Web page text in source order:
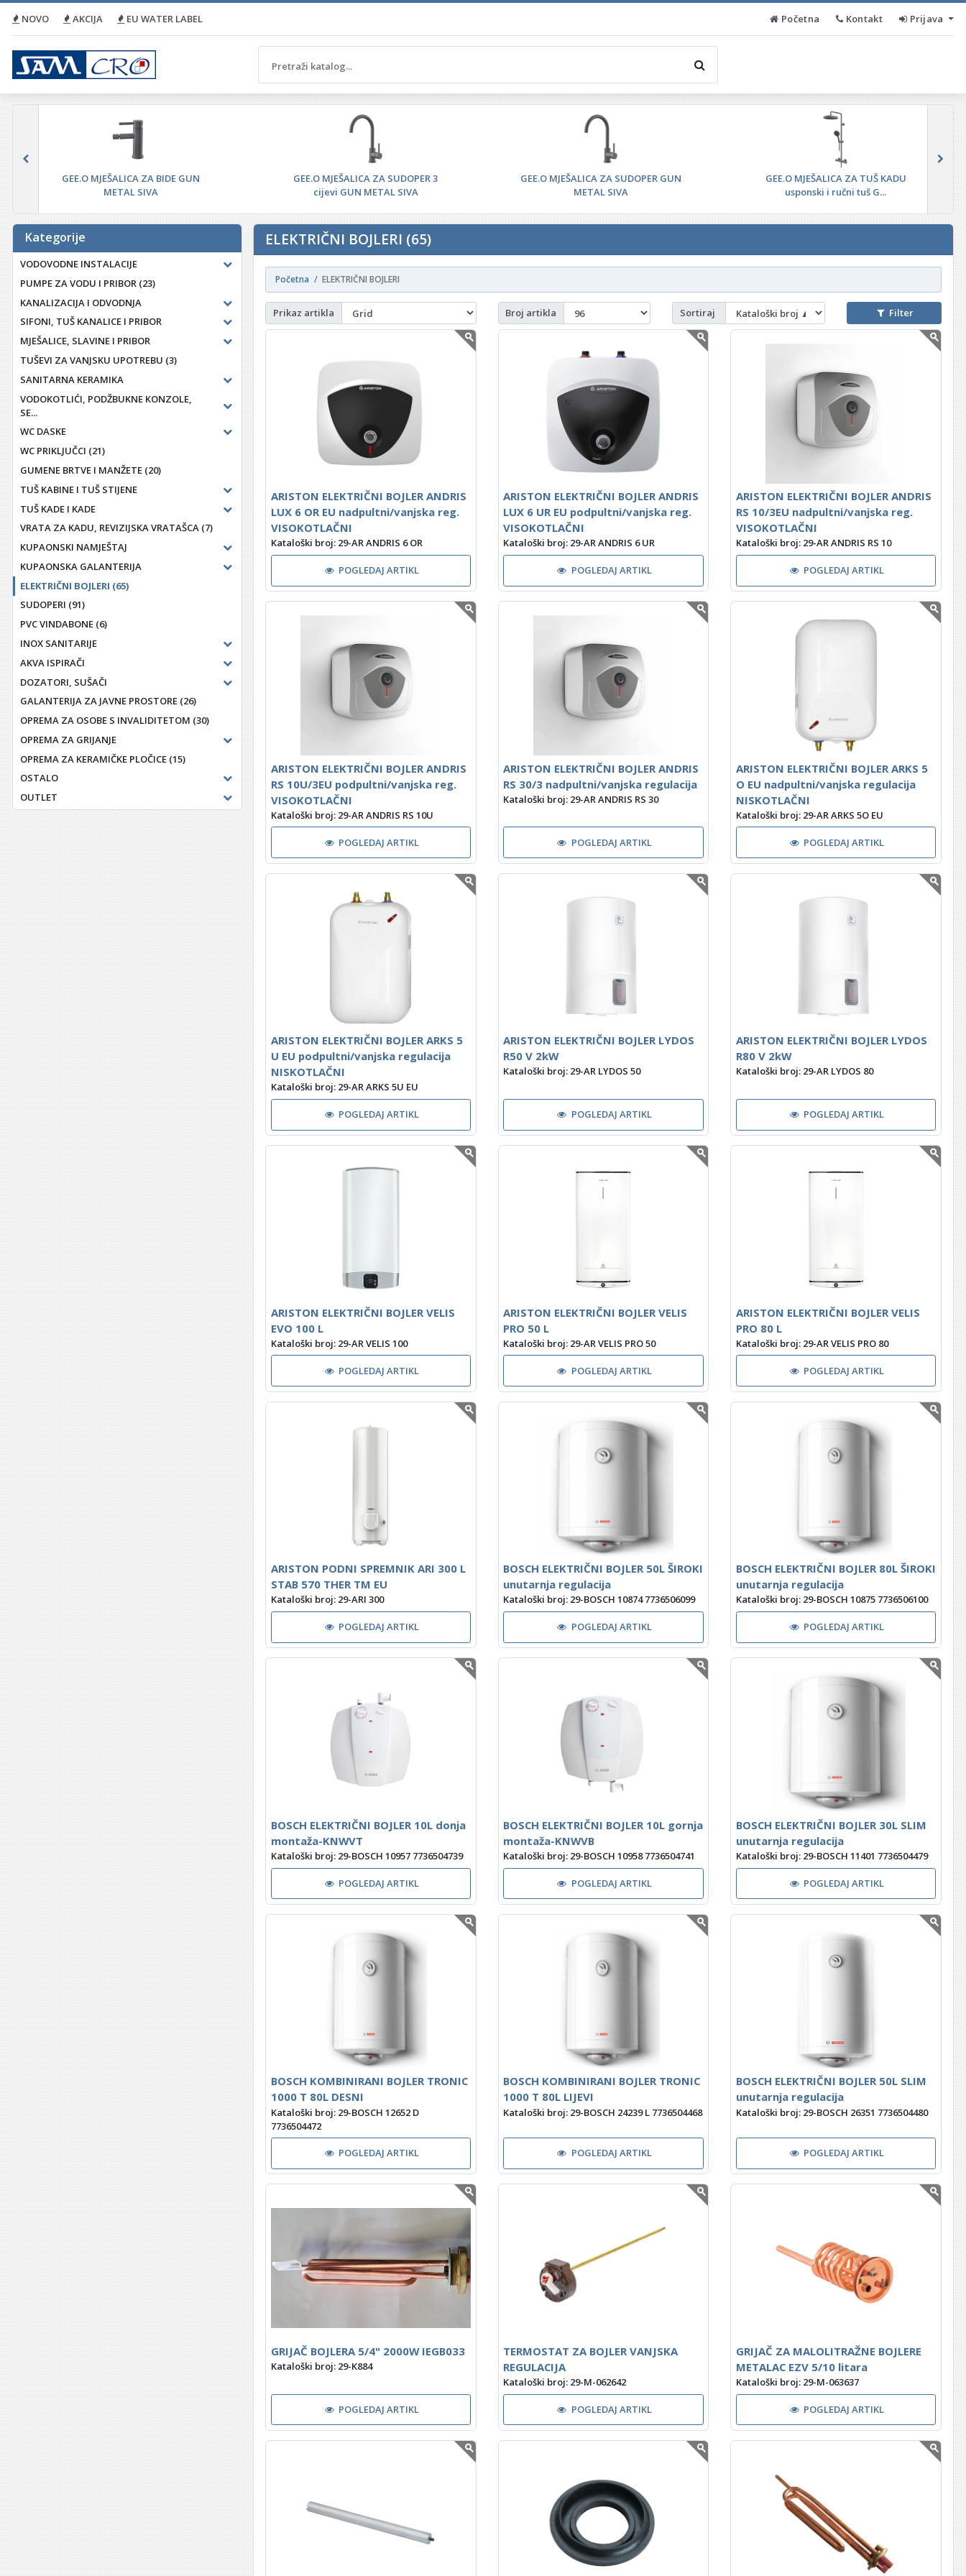
NOVO AKCIJA EU WATER LABEL Početna Kontakt Prijava
GEE.O MJEŠALICA ZA BIDE GUN
METAL SIVA
GEE.O MJEŠALICA ZA SUDOPER 3
cijevi GUN METAL SIVA
GEE.O MJEŠALICA ZA SUDOPER GUN
METAL SIVA
GEE.O MJEŠALICA ZA TUŠ KADU
usponski i ručni tuš G...
Kategorije
VODOVODNE INSTALACIJE
PUMPE ZA VODU I PRIBOR (23)
KANALIZACIJA I ODVODNJA
SIFONI, TUŠ KANALICE I PRIBOR
MJEŠALICE, SLAVINE I PRIBOR
TUŠEVI ZA VANJSKU UPOTREBU (3)
SANITARNA KERAMIKA
VODOKOTLIĆI, PODŽBUKNE KONZOLE,
SE...
WC DASKE
WC PRIKLJUČCI (21)
GUMENE BRTVE I MANŽETE (20)
TUŠ KABINE I TUŠ STIJENE
TUŠ KADE I KADE
VRATA ZA KADU, REVIZIJSKA VRATAŠCA (7)
KUPAONSKI NAMJEŠTAJ
KUPAONSKA GALANTERIJA
ELEKTRIČNI BOJLERI (65)
SUDOPERI (91)
PVC VINDABONE (6)
INOX SANITARIJE
AKVA ISPIRAČI
DOZATORI, SUŠAČI
GALANTERIJA ZA JAVNE PROSTORE (26)
OPREMA ZA OSOBE S INVALIDITETOM (30)
OPREMA ZA GRIJANJE
OPREMA ZA KERAMIČKE PLOČICE (15)
OSTALO
OUTLET
ELEKTRIČNI BOJLERI (65)
Početna ELEKTRIČNI BOJLERI
Prikaz artikla Broj artikla Sortiraj Filter
ARISTON ELEKTRIČNI BOJLER ANDRIS
LUX 6 OR EU nadpultni/vanjska reg.
VISOKOTLAČNI
Kataloški broj: 29-AR ANDRIS 6 OR
POGLEDAJ ARTIKL
ARISTON ELEKTRIČNI BOJLER ANDRIS
LUX 6 UR EU podpultni/vanjska reg.
VISOKOTLAČNI
Kataloški broj: 29-AR ANDRIS 6 UR
POGLEDAJ ARTIKL
ARISTON ELEKTRIČNI BOJLER ANDRIS
RS 10/3EU nadpultni/vanjska reg.
VISOKOTLAČNI
Kataloški broj: 29-AR ANDRIS RS 10
POGLEDAJ ARTIKL
ARISTON ELEKTRIČNI BOJLER ANDRIS
RS 10U/3EU podpultni/vanjska reg.
VISOKOTLAČNI
Kataloški broj: 29-AR ANDRIS RS 10U
POGLEDAJ ARTIKL
ARISTON ELEKTRIČNI BOJLER ANDRIS
RS 30/3 nadpultni/vanjska regulacija
Kataloški broj: 29-AR ANDRIS RS 30
POGLEDAJ ARTIKL
ARISTON ELEKTRIČNI BOJLER ARKS 5
O EU nadpultni/vanjska regulacija
NISKOTLAČNI
Kataloški broj: 29-AR ARKS 5O EU
POGLEDAJ ARTIKL
ARISTON ELEKTRIČNI BOJLER ARKS 5
U EU podpultni/vanjska regulacija
NISKOTLAČNI
Kataloški broj: 29-AR ARKS 5U EU
POGLEDAJ ARTIKL
ARISTON ELEKTRIČNI BOJLER LYDOS
R50 V 2kW
Kataloški broj: 29-AR LYDOS 50
POGLEDAJ ARTIKL
ARISTON ELEKTRIČNI BOJLER LYDOS
R80 V 2kW
Kataloški broj: 29-AR LYDOS 80
POGLEDAJ ARTIKL
ARISTON ELEKTRIČNI BOJLER VELIS
EVO 100 L
Kataloški broj: 29-AR VELIS 100
POGLEDAJ ARTIKL
ARISTON ELEKTRIČNI BOJLER VELIS
PRO 50 L
Kataloški broj: 29-AR VELIS PRO 50
POGLEDAJ ARTIKL
ARISTON ELEKTRIČNI BOJLER VELIS
PRO 80 L
Kataloški broj: 29-AR VELIS PRO 80
POGLEDAJ ARTIKL
ARISTON PODNI SPREMNIK ARI 300 L
STAB 570 THER TM EU
Kataloški broj: 29-ARI 300
POGLEDAJ ARTIKL
BOSCH ELEKTRIČNI BOJLER 50L ŠIROKI
unutarnja regulacija
Kataloški broj: 29-BOSCH 10874 7736506099
POGLEDAJ ARTIKL
BOSCH ELEKTRIČNI BOJLER 80L ŠIROKI
unutarnja regulacija
Kataloški broj: 29-BOSCH 10875 7736506100
POGLEDAJ ARTIKL
BOSCH ELEKTRIČNI BOJLER 10L donja
montaža-KNWVT
Kataloški broj: 29-BOSCH 10957 7736504739
POGLEDAJ ARTIKL
BOSCH ELEKTRIČNI BOJLER 10L gornja
montaža-KNWVB
Kataloški broj: 29-BOSCH 10958 7736504741
POGLEDAJ ARTIKL
BOSCH ELEKTRIČNI BOJLER 30L SLIM
unutarnja regulacija
Kataloški broj: 29-BOSCH 11401 7736504479
POGLEDAJ ARTIKL
BOSCH KOMBINIRANI BOJLER TRONIC
1000 T 80L DESNI
Kataloški broj: 29-BOSCH 12652 D
7736504472
POGLEDAJ ARTIKL
BOSCH KOMBINIRANI BOJLER TRONIC
1000 T 80L LIJEVI
Kataloški broj: 29-BOSCH 24239 L 7736504468
POGLEDAJ ARTIKL
BOSCH ELEKTRIČNI BOJLER 50L SLIM
unutarnja regulacija
Kataloški broj: 29-BOSCH 26351 7736504480
POGLEDAJ ARTIKL
GRIJAČ BOJLERA 5/4" 2000W IEGB033
Kataloški broj: 29-K884
POGLEDAJ ARTIKL
TERMOSTAT ZA BOJLER VANJSKA
REGULACIJA
Kataloški broj: 29-M-062642
POGLEDAJ ARTIKL
GRIJAČ ZA MALOLITRAŽNE BOJLERE
METALAC EZV 5/10 litara
Kataloški broj: 29-M-063637
POGLEDAJ ARTIKL